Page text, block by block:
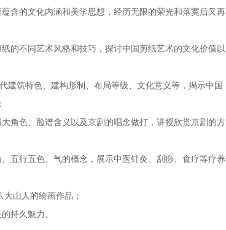
含的文化内涵和美学思想，经历无限的荣光和落寞后又再
的不同艺术风格和技巧，探讨中国剪纸艺术的文化价值以
建筑特色、建构形制、布局等级、文化意义等，揭示中国
角色、脸谱含义以及京剧的唱念做打，讲授欣赏京剧的方
五行五色、气的概念，展示中医针灸、刮痧、食疗等疗养
山人的绘画作品；
持久魅力。